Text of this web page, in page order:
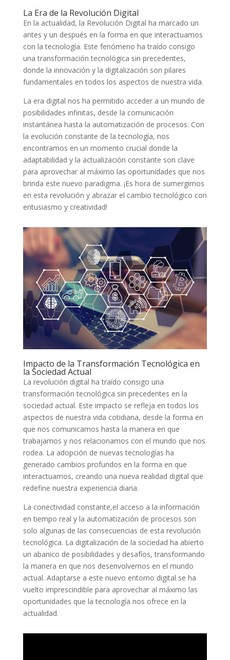
La Era de la Revolución Digital
En‌ la actualidad, la Revolución ​Digital ha marcado un
antes‍ y un después en la forma​ en que interactuamos
con la‌ tecnología. Este fenómeno ha traído ‌consigo
una transformación tecnológica sin precedentes,
donde la innovación y la ‍digitalización son pilares
fundamentales⁢ en todos los aspectos de nuestra vida.
La era digital nos ha permitido acceder a un mundo de
posibilidades infinitas, desde la comunicación
instantánea hasta la automatización de procesos. Con
la evolución​ constante de ​la tecnología, nos
encontramos en un momento crucial donde la
adaptabilidad ⁢y la actualización⁤ constante son⁢ clave
para aprovechar ⁢al máximo las oportunidades que nos
brinda⁢ este nuevo paradigma. ¡Es​ hora de sumergirnos
en esta revolución⁢ y abrazar el cambio ‌tecnológico con
entusiasmo y creatividad!
Impacto de la Transformación Tecnológica en
⁤la Sociedad ⁤Actual
La revolución digital ha⁣ traído consigo una
transformación tecnológica sin ⁤precedentes en la
⁢sociedad actual. Este​ impacto se refleja en todos los
aspectos de nuestra vida cotidiana,​ desde la ‍forma en
que nos comunicamos hasta ‌la manera en que
trabajamos y nos relacionamos con el mundo ⁢que nos
rodea. La​ adopción de nuevas tecnologías ha
generado cambios⁢ profundos en la forma en que
interactuamos, creando una nueva realidad ⁢digital que
redefine nuestra‍ experiencia diaria.
La conectividad constante,el acceso a la información
en⁢ tiempo real y la automatización de procesos son
solo algunas de las consecuencias de esta revolución
tecnológica. La digitalización‌ de la sociedad ha abierto⁣
un abanico de posibilidades⁣ y desafíos, transformando
⁢la manera en que nos desenvolvemos‌ en el mundo
actual. ⁢Adaptarse a este nuevo entorno digital se ha
vuelto imprescindible para aprovechar al máximo las
oportunidades que la tecnología nos ofrece en ⁣la
actualidad.